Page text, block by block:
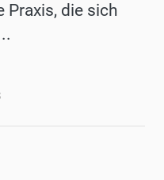
Praxis, die sich